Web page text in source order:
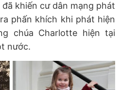
đã khiến cư dân mạng phát
phấn khích khi phát hiện
chúa Charlotte hiện tại
nước.